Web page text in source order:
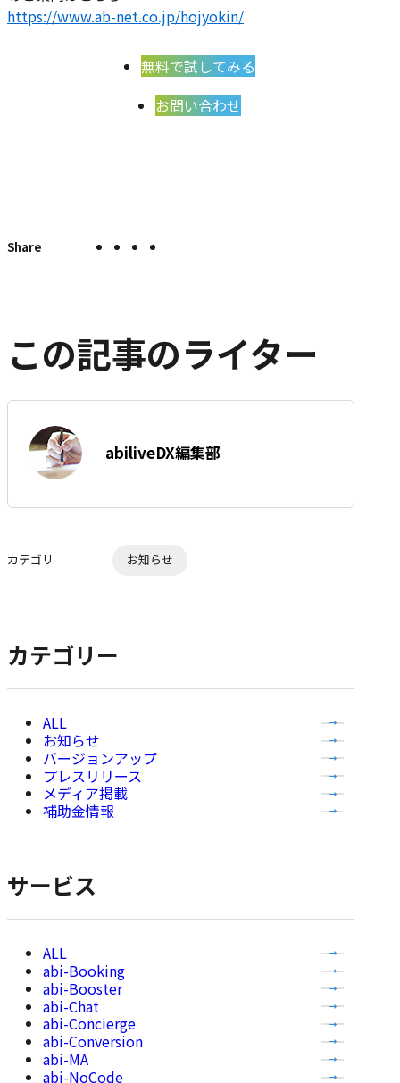
https://www.ab-net.co.jp/hojyokin/
無料で試してみる
お問い合わせ
SNS
で
ェ
す
る
X
ア
Facebook
LINE
リ
ー
を
な
ッ
ー
この記事のライター
著
者:
abiliveDX編集部
カテゴリ お知らせ
カテゴリー
て
の
記
事
示
お知らせ
バージョンアップ
プレスリリース
メディア掲載
補助金情報
サービス
て
の
記
事
を
abi-Booking
abi-Booster
abi-Chat
abi-Concierge
abi-Conversion
abi-MA
abi-NoCode